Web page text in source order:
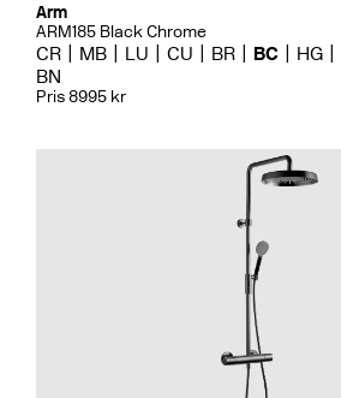
Arm
ARM185 Black Chrome
CR MB LU CU BR BC HG
BN
Pris 8995 kr